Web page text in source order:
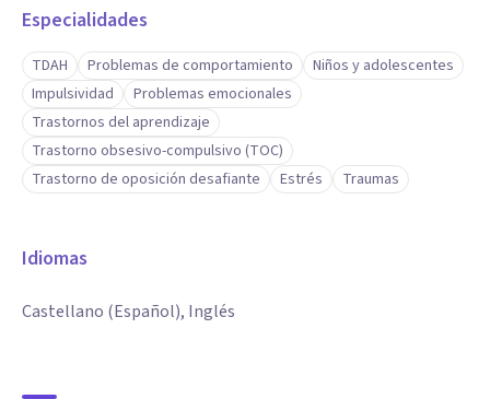
Especialidades
TDAH Problemas de comportamiento
Niños y adolescentes
Impulsividad
Problemas emocionales
Trastornos del aprendizaje
Trastorno obsesivo-compulsivo (TOC)
Trastorno de oposición desafiante
Estrés Traumas
Idiomas
Castellano (Español), Inglés